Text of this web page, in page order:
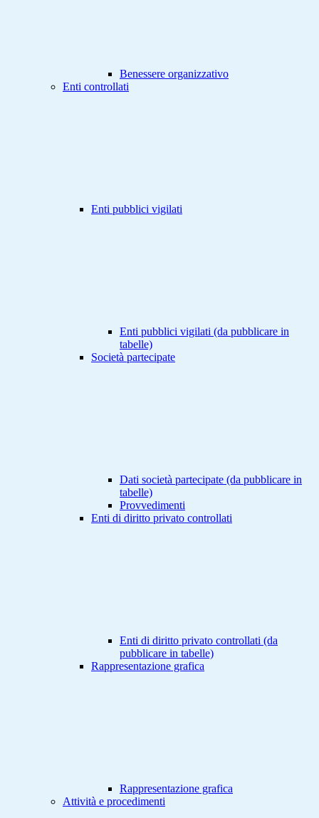
Benessere organizzativo
Enti controllati
Enti pubblici vigilati
Enti pubblici vigilati (da pubblicare in
tabelle)
Società partecipate
Dati società partecipate (da pubblicare in
tabelle)
Provvedimenti
Enti di diritto privato controllati
Enti di diritto privato controllati (da
pubblicare in tabelle)
Rappresentazione grafica
Rappresentazione grafica
Attività e procedimenti